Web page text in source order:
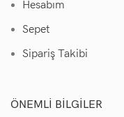
Hesabım
Sepet
Sipariş Takibi
ÖNEMLI BILGILER